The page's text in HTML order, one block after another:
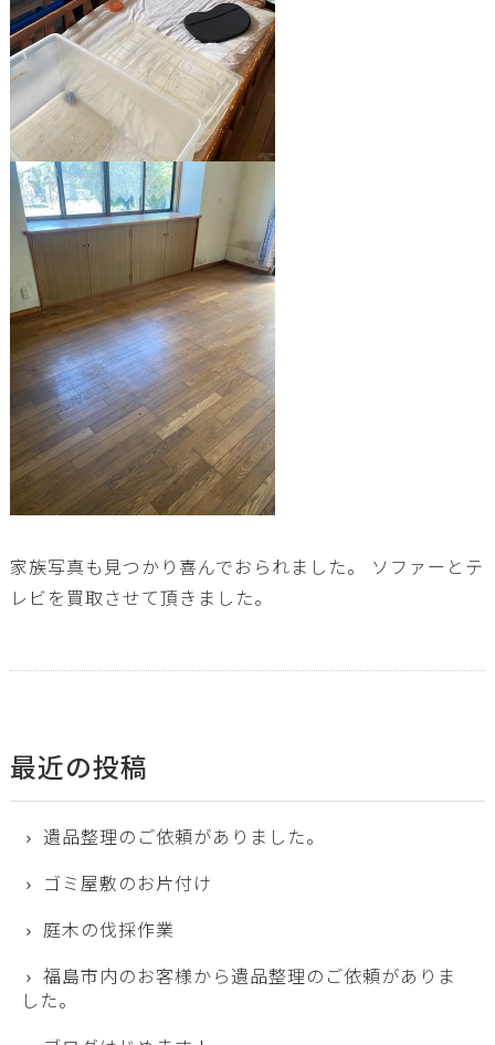
家族写真も見つかり喜んでおられました。 ソファーとテ
レビを買取させて頂きました。
最近の投稿
遺品整理のご依頼がありました。
ゴミ屋敷のお片付け
庭木の伐採作業
福島市内のお客様から遺品整理のご依頼がありま
した。